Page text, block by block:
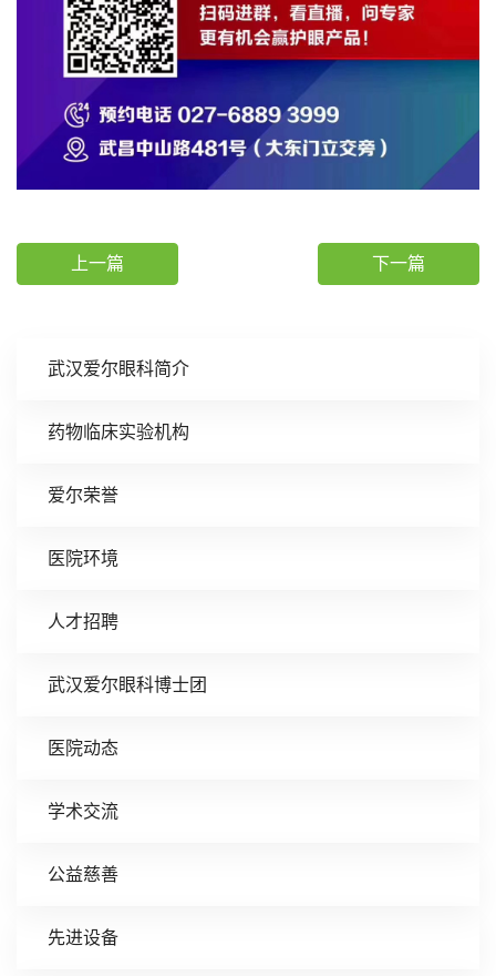
武汉爱尔眼科简介
药物临床实验机构
爱尔荣誉
医院环境
人才招聘
武汉爱尔眼科博士团
医院动态
学术交流
公益慈善
先进设备
上一篇 下一篇